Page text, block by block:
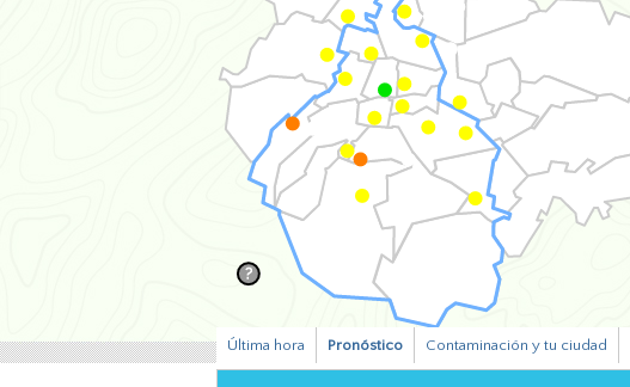
Última hora Pronóstico Contaminación y tu ciudad